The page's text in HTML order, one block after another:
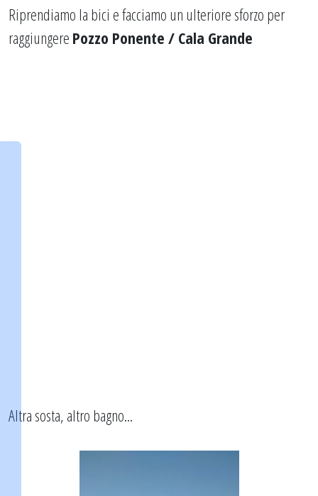
Riprendiamo la bici e facciamo un ulteriore sforzo per
raggiungere Pozzo Ponente / Cala Grande
Altra sosta, altro bagno...